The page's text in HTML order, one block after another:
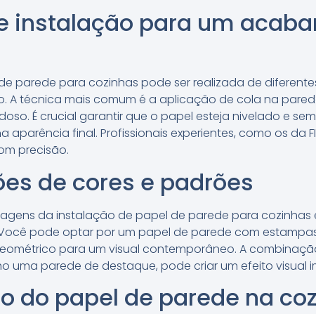
instalação para um
parede para cozinhas pode ser realizada de
A técnica mais comum é a aplicação de cola na
É crucial garantir que o papel esteja nivelado e
aparência final. Profissionais experientes, como os da
precisão.
de cores e padrões
da instalação de papel de parede para cozinhas
pode optar por um papel de parede com
para um visual contemporâneo. A
uma parede de destaque, pode criar um efeito visual
do papel de parede na